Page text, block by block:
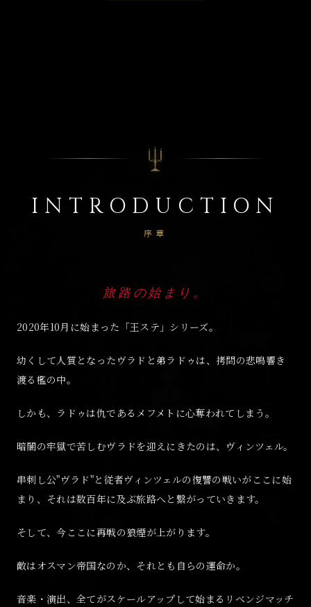
INTRODUCTION
序章
旅路の始まり。
2020年10月に始まった「王ステ」シリーズ。
幼くして人質となったヴラドと弟ラドゥは、拷問の悲鳴響き
渡る檻の中。
しかも、ラドゥは仇であるメフメトに心奪われてしまう。
暗闇の牢獄で苦しむヴラドを迎えにきたのは、ヴィンツェル。
串刺し公"ヴラド"と従者ヴィンツェルの復讐の戦いがここに始
まり、それは数百年に及ぶ旅路へと繋がっていきます。
そして、今ここに再戦の狼煙が上がります。
敵はオスマン帝国なのか、それとも自らの運命か。
音楽・演出、全てがスケールアップして始まるリベンジマッチ